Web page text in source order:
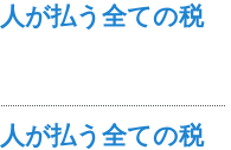
が払う全ての税
が払う全ての税